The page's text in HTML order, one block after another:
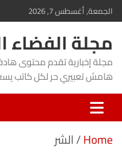
Skip
to
content
الجمعة, أغسطس 7, 2026
مجلة الفضاء
مجلة إخبارية تقدم محتوى
هامش تعبيري حر لكل كاتب
Home الشر